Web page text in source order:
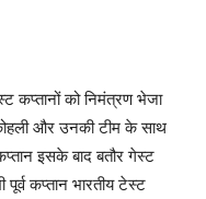
कप्तानों को निमंत्रण भेजा
कोहली और उनकी टीम के साथ
इसके बाद बतौर गेस्ट
कप्तान भारतीय टेस्ट